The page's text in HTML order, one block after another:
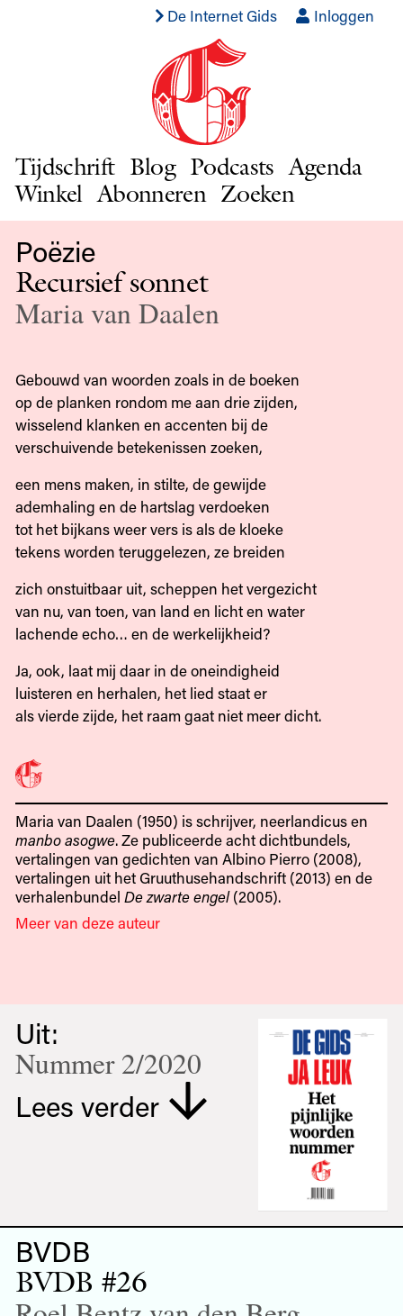
De Internet Gids Inloggen
Tijdschrift Blog Podcasts Agenda
Winkel Abonneren Zoeken
Poëzie
Recursief sonnet
Maria van Daalen
Gebouwd van woorden zoals in de boeken
op de planken rondom me aan drie zijden,
wisselend klanken en accenten bij de
verschuivende betekenissen zoeken,
een mens maken, in stilte, de gewijde
ademhaling en de hartslag verdoeken
tot het bijkans weer vers is als de kloeke
tekens worden teruggelezen, ze breiden
zich onstuitbaar uit, scheppen het vergezicht
van nu, van toen, van land en licht en water
lachende echo… en de werkelijkheid?
Ja, ook, laat mij daar in de oneindigheid
luisteren en herhalen, het lied staat er
als vierde zijde, het raam gaat niet meer dicht.
Maria van Daalen (1950) is schrijver, neerlandicus en
manbo asogwe. Ze publiceerde acht dichtbundels,
vertalingen van gedichten van Albino Pierro (2008),
vertalingen uit het Gruuthusehandschrift (2013) en de
verhalenbundel De zwarte engel(2005).
Meer van deze auteur
Uit:
Nummer 2/2020
Lees verder
BVDB
BVDB #26